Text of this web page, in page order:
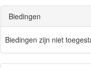
Biedingen
Biedingen zijn niet